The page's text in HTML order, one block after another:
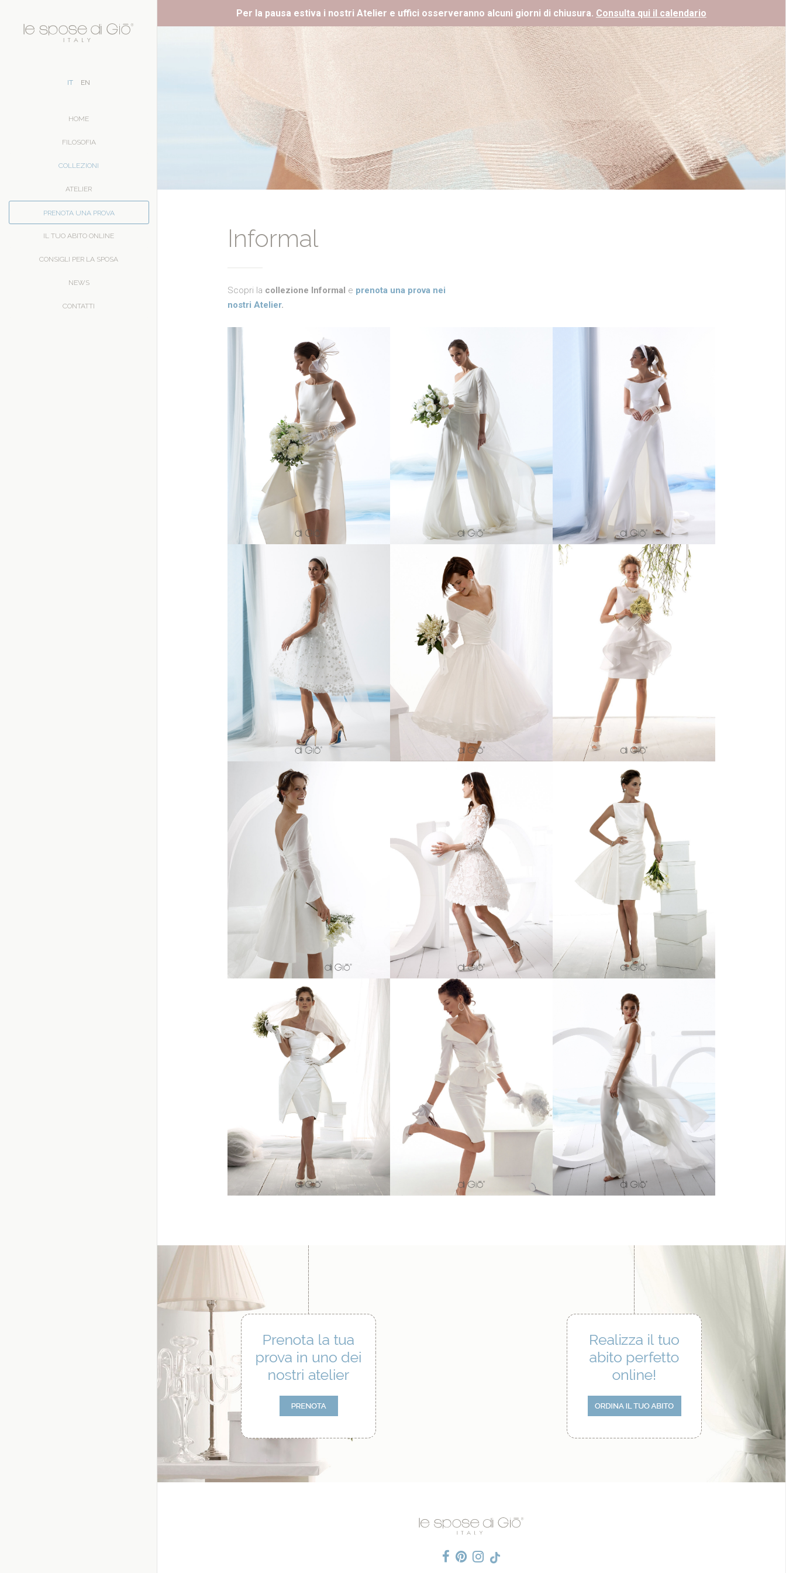
IT EN
HOME
FILOSOFIA
COLLEZIONI
ATELIER
PRENOTA UNA PROVA
IL TUO ABITO ONLINE
CONSIGLI PER LA SPOSA
NEWS
CONTATTI
Per la pausa estiva i nostri Atelier e uffici osserveranno alcuni giorni di chiusura. Consulta qui il calendario
Informal
Scopri la collezione Informal e prenota una prova nei
nostri Atelier.
Tubino corto con lungo pannello
laterale separato. Look raffinato ed
elegante.
Short pencil/tube dress with
separate long side panel. Elegant
and chic look.
Abito monospalla in mussola con
pantalone ampio in satin, informale
ed elegante.
One-shoulder chiffon dress with
satin trousers for a modern and
elegant bride.
Abito in cady con spacco e
pantalone. Linea sartoriale e pulita.
Cady dress with trousers and front
slit. Neat sartorial design.
Abito corto con cappetta svasata
in tulle ricamato.
Embroidered tulle short dress with
a-line cape.
Abito corto longuette anni ’50
tagliato a vita con gonna a ruota
arricciata in seta pura. Bolero
sciallato a manica lunga con
allacciatura ad incrocio.
50’ look cut on the waist with full
silk skirt gathered. Shall collar
bolero, with long sleeves and
crossed fastening at the back.
Abito Haute Couture, realizzabile
anche in colorato, in seta pura con
scollo a barchetta. Gonna a tubino
e sopragonna geometrica con
arricciatura.
Silk Haute Couture dress with boat
neckline. Pencil skirt and overskirt
with geometrical and gathered
details.
Abito corto a tubino con strascico
leggero in taffetà di seta con
bolerino staccabile in chiffon.
Sheath dress with light train in silk
taffeta with detachable bolero in
chiffon.
Abito corto in pizzo di cotone
fiorato con gonna a campana
digradante.
Cotton floral lace with bell shaped
skirt longer towards the back.
Abito corto a tubino in seta con
scollo a barchetta e strascico
laterale asimmetrico.
Sheath dress with boat neckline
and asymmetrical lateral feature.
Abito corto in faille di seta con
scollo asimmetrico e gonna a
tulipano.
Silk faille dress with asymmetrical
neckline and tulip skirt.
Abito tailleur corto in taffetà di seta
con gonna a tubino e fiocco in vita.
Scollo aperto sul davanti.
Tailleur in silk taffeta, with very
open neckline, pencil skirt and a tie
belt at the side.
Abito pantalone con sopragonna di
organza.
Trouses jumpsuits with organza
overskirt.